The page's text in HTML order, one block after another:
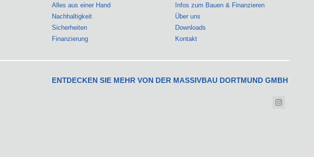
Alles aus einer Hand
Nachhaltigkeit
Sicherheiten
Finanzierung
Infos zum Bauen & Finanzieren
Über uns
Downloads
Kontakt
ENTDECKEN SIE MEHR VON DER MASSIVBAU DORTMUND GMBH